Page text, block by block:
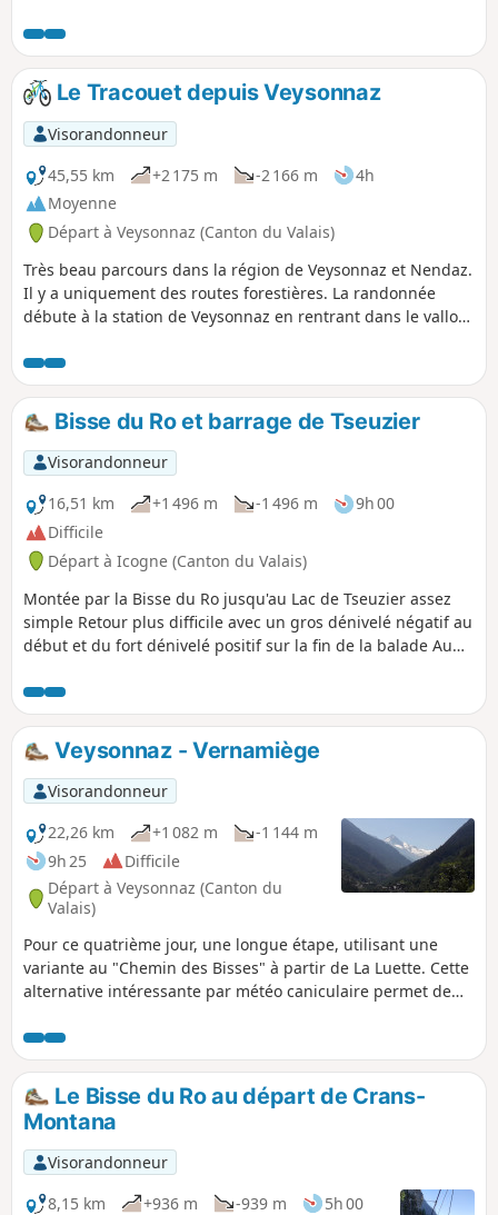
Le Tracouet depuis Veysonnaz
Visorandonneur
45,55 km
+2 175 m -2 166 m
4h
Moyenne
Départ à Veysonnaz (Canton du Valais)
Très beau parcours dans la région de Veysonnaz et Nendaz.
Il y a uniquement des routes forestières. La randonnée
débute à la station de Veysonnaz en rentrant dans le vallon
est Planchouet avec ses deux très bons restaurants.
Ensuite, la randonnée passe par la Planie et la route de
Tracouet, qui serpente et forêt, jusqu'en haut de la
télécabine de Trancouet (station de Nendaz). Le retour se
fait par Prarion et ses mélèze plusieurs fois centenaire (600
ans). La randonnée passe aussi par Haute-Nendaz,
Pracondu, Sofleu, Sarclenze, le pont de la Scie, La Giettaz et
Veysonnaz.
Bisse du Ro et barrage de Tseuzier
Visorandonneur
16,51 km
+1 496 m -1 496 m
9h 00
Difficile
Départ à Icogne (Canton du Valais)
Montée par la Bisse du Ro jusqu'au Lac de Tseuzier assez
simple Retour plus difficile avec un gros dénivelé négatif au
début et du fort dénivelé positif sur la fin de la balade Au
penser à refermer les barrières
Veysonnaz - Vernamiège
Visorandonneur
22,26 km
+1 082 m
-1 144 m
9h 25
Difficile
Départ à Veysonnaz (Canton du
Valais)
Pour ce quatrième jour, une longue étape, utilisant une
variante au "Chemin des Bisses" à partir de La Luette. Cette
alternative intéressante par météo caniculaire permet de
"La Luette-Ossona-Les Prixes" par la passerelle de la Grande
Combe. Le dénivelé est moins important que par le chemin
traditionnel. Vous suivrez le grand Bisse de Vex jusqu'aux
Mayens de Sion. Vous traverserez 2 villages typiques du val
d'Hérens: Hérémence et Euseigne.
Le Bisse du Ro au départ de Crans-
Montana
Visorandonneur
8,15 km
+936 m -939 m
5h 00